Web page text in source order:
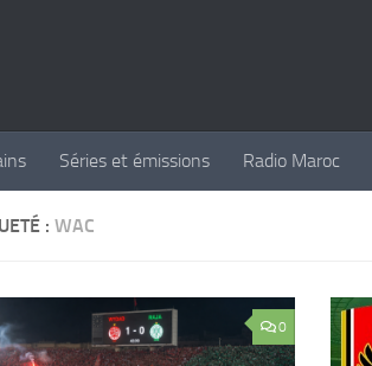
Séries et émissions Radio Maroc
: WAC
0